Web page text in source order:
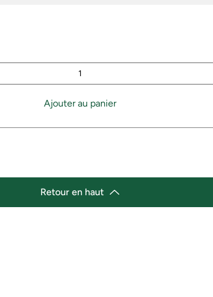
Ajouter au panier
Retour en haut